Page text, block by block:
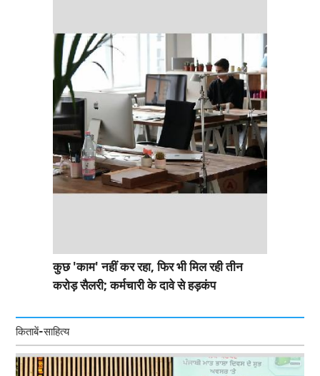
कुछ 'काम' नहीं कर रहा, फिर भी मिल रही तीन
करोड़ सैलरी; कर्मचारी के दावे से हड़कंप
किताबें-साहित्य